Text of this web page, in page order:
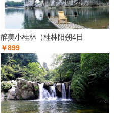
醉美小桂林（桂林阳朔4日
￥899